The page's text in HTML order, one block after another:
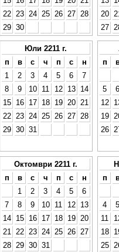
22
23 24 25 26 27
28
29 30
20
27
Юли 2211 г.
п
в с ч п с
н
1
2 3 4 5 6
7
8
9 10 11 12 13
14
15
16 17 18 19 20
21
22
23 24 25 26 27
28
29 30 31
п
5
6
12
19
26
Октомври 2211 г.
п
в с ч п с
н
1
2 3 4 5
6
7
8 9 10 11 12
13
14
15 16 17 18 19
20
21
22 23 24 25 26
27
28
29 30 31
п
4
5
11
18
25